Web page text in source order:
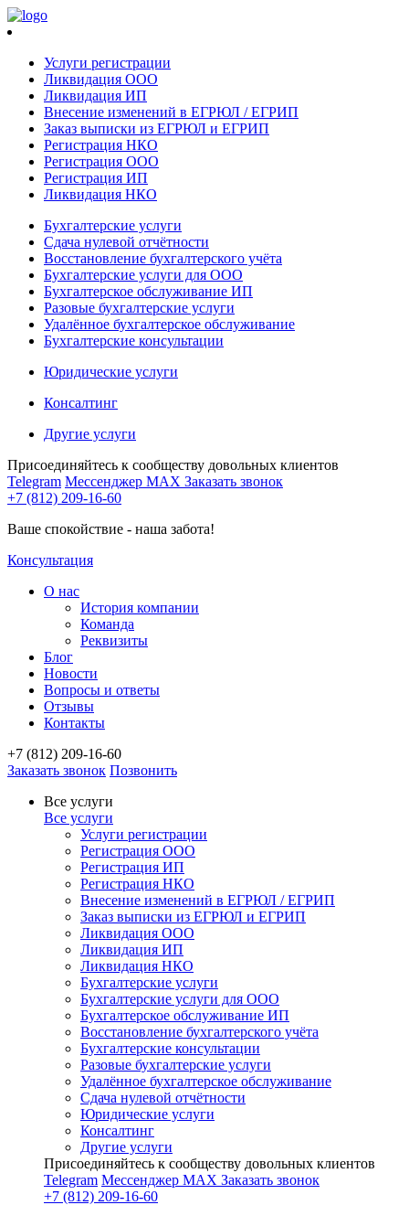
Услуги регистрации
Ликвидация ООО
Ликвидация ИП
Внесение изменений в ЕГРЮЛ / ЕГРИП
Заказ выписки из ЕГРЮЛ и ЕГРИП
Регистрация НКО
Регистрация ООО
Регистрация ИП
Ликвидация НКО
Бухгалтерские услуги
Сдача нулевой отчётности
Восстановление бухгалтерского учёта
Бухгалтерские услуги для ООО
Бухгалтерское обслуживание ИП
Разовые бухгалтерские услуги
Удалённое бухгалтерское обслуживание
Бухгалтерские консультации
Юридические услуги
Консалтинг
Другие услуги
Присоединяйтесь к сообществу довольных клиентов
Telegram Мессенджер MAX Заказать звонок
+7 (812) 209-16-60
Ваше спокойствие - наша забота!
Консультация
О нас
История компании
Команда
Реквизиты
Блог
Новости
Вопросы и ответы
Отзывы
Контакты
+7 (812) 209-16-60
Заказать звонок Позвонить
Все услуги
Все услуги
Услуги регистрации
Регистрация ООО
Регистрация ИП
Регистрация НКО
Внесение изменений в ЕГРЮЛ / ЕГРИП
Заказ выписки из ЕГРЮЛ и ЕГРИП
Ликвидация ООО
Ликвидация ИП
Ликвидация НКО
Бухгалтерские услуги
Бухгалтерские услуги для ООО
Бухгалтерское обслуживание ИП
Восстановление бухгалтерского учёта
Бухгалтерские консультации
Разовые бухгалтерские услуги
Удалённое бухгалтерское обслуживание
Сдача нулевой отчётности
Юридические услуги
Консалтинг
Другие услуги
Присоединяйтесь к сообществу довольных клиентов
Telegram Мессенджер MAX Заказать звонок
+7 (812) 209-16-60